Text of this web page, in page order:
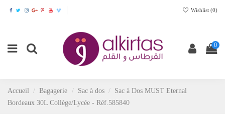
Wishlist (0)
0
Accueil Bagagerie Sac à dos
Sac à Dos MUST Eternal
Bordeaux 30L Collège/Lycée - Réf.585840